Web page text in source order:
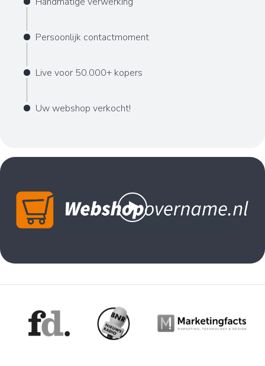
Persoonlijk contactmoment
Live voor 50.000+ kopers
Uw webshop verkocht!